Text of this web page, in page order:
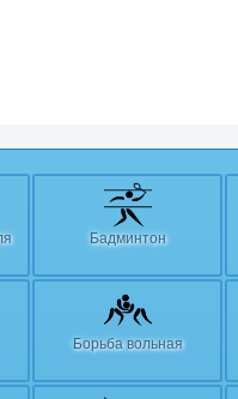
Бадминтон
Борьба вольная